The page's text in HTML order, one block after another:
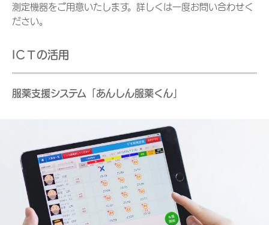
測定機器をご用意いたします。詳しくは一度お問い合わせく
ださい。
IＣＴの活用
服薬支援システム「あんしん服薬くん」